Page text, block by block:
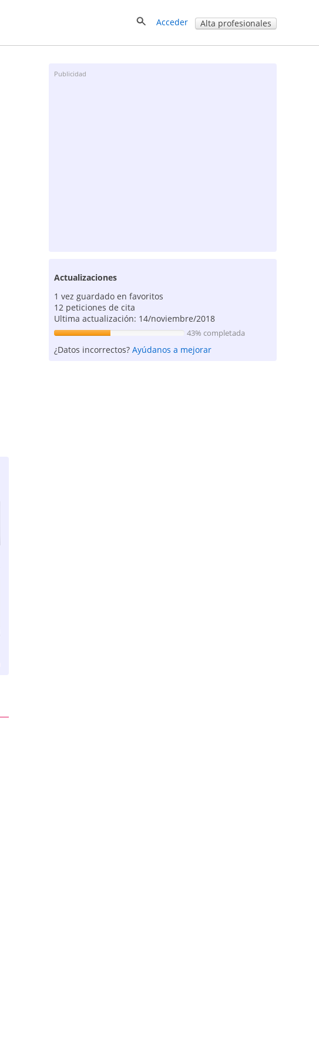
Acceder Alta profesionales
Publicidad
Actualizaciones
1 vez guardado en favoritos
12 peticiones de cita
Ultima actualización: 14/noviembre/2018
43% completada
¿Datos incorrectos?Ayúdanos a mejorar